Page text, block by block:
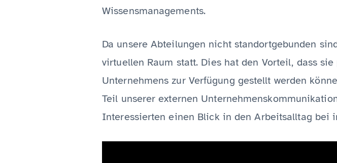
Wissensmanagements.
Da unsere Abteilungen nicht standortgebunden
virtuellen Raum statt. Dies hat den Vorteil, dass
Unternehmens zur Verfügung gestellt werden
Teil unserer externen
Interessierten einen Blick in den Arbeitsalltag bei